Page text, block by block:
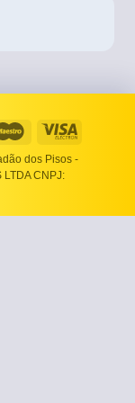
dos Pisos -
LTDA CNPJ: